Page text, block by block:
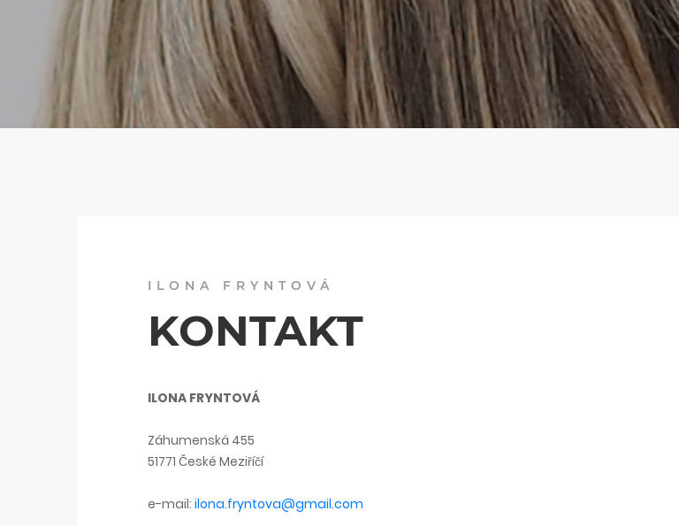
ILONA FRYNTOVÁ
KONTAKT
ILONA FRYNTOVÁ
Záhumenská 455
51771 České Meziříčí
e-mail: ilona.fryntova@gmail.com